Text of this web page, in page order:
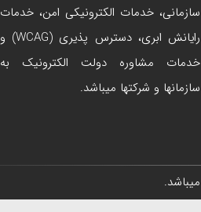
سازمانی، خدمات الکترونیکی امن، خدمات
رایانش ابری، دسترس پذیری (WCAG) و
خدمات مشاوره دولت الکترونیک به
سازمانها و شرکتها میباشد.
میباشد.